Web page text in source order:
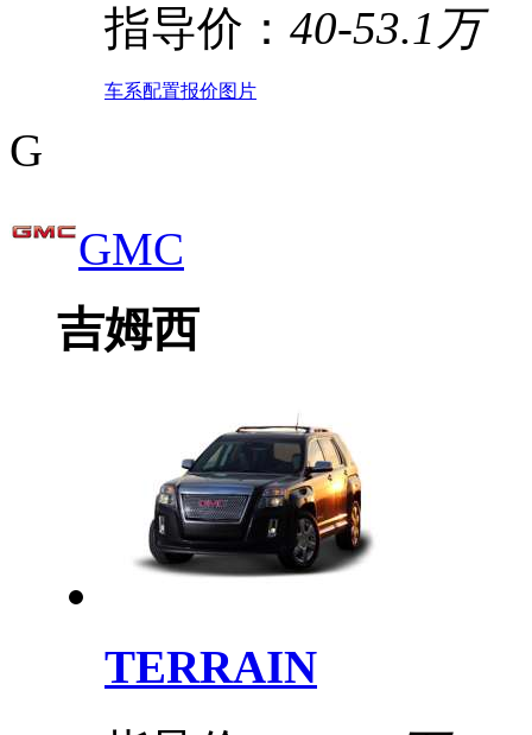
指导价： 40-53.1万
车系配置报价图片
G
GMC
吉姆西
TERRAIN